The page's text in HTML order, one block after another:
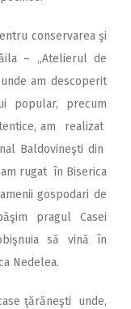
conservarea şi
– „Atelierul de
am descoperit
popular, precum
am realizat
Baldovineşti din
rugat în Biserica
gospodari de
pragul Casei
să vină în
Nedelea.
ţărăneşti unde,